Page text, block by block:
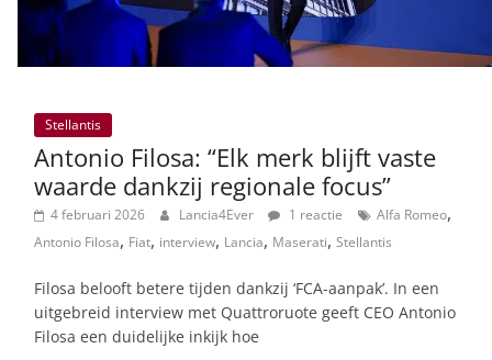
Stellantis
Antonio Filosa: “Elk merk blijft vaste
waarde dankzij regionale focus”
4 februari 2026 Lancia4Ever 1 reactie Alfa Romeo,
Antonio Filosa, Fiat, interview, Lancia, Maserati, Stellantis
Filosa belooft betere tijden dankzij ‘FCA-aanpak’. In een
uitgebreid interview met Quattroruote geeft CEO Antonio
Filosa een duidelijke inkijk hoe